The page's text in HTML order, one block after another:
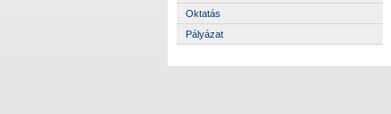
Oktatás
Pályázat